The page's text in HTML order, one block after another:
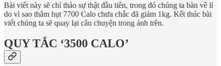
Bài viết này sẽ chỉ thảo sự thật đầu tiên, trong đó chúng ta bàn về lí
do vì sao thâm hụt 7700 Calo chưa chắc đã giảm 1kg. Kết thúc bài
viết chúng ta sẽ quay lại câu chuyện trong ảnh trên.
QUY TẮC ‘3500 CALO’